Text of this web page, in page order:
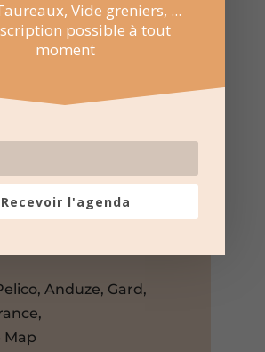
2026
Anduze, Gard,
Map
Vide greniers, ...
possible à tout
moment
Recevoir l'agenda